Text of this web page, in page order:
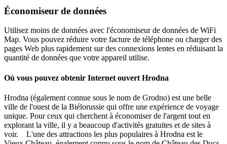
Économiseur de données
Utilisez moins de données avec l'économiseur de données de WiFi
Map. Vous pouvez réduire votre facture de téléphone ou charger des
pages Web plus rapidement sur des connexions lentes en réduisant la
quantité de données que votre appareil utilise.
Où vous pouvez obtenir Internet ouvert Hrodna
Hrodna (également connue sous le nom de Grodno) est une belle
ville de l'ouest de la Biélorussie qui offre une expérience de voyage
unique. Pour ceux qui cherchent à économiser de l'argent tout en
explorant la ville, il y a beaucoup d'activités gratuites et de sites à
voir. L'une des attractions les plus populaires à Hrodna est le